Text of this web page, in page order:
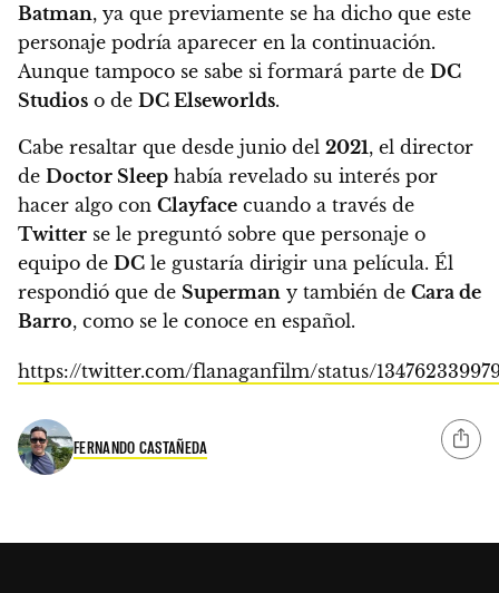
Batman, ya que previamente se ha dicho que este
personaje podría aparecer en la continuación.
Aunque tampoco se sabe si formará parte de DC
Studios o de DC Elseworlds.
Cabe resaltar que desde junio del 2021, el director
de Doctor Sleep había revelado su interés por
hacer algo con Clayface cuando a través de
Twitter se le preguntó sobre que personaje o
equipo de DC le gustaría dirigir una película. Él
respondió que de Superman y también de Cara de
Barro, como se le conoce en español.
https://twitter.com/flanaganfilm/status/
FERNANDO CASTAÑEDA